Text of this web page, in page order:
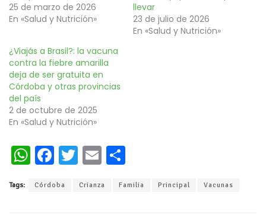
25 de marzo de 2026
En «Salud y Nutrición»
llevar
23 de julio de 2026
En «Salud y Nutrición»
¿Viajás a Brasil?: la vacuna
contra la fiebre amarilla
deja de ser gratuita en
Córdoba y otras provincias
del país
2 de octubre de 2025
En «Salud y Nutrición»
W
at
Fa
b
T
tt
E
ai
m
Tags: Córdoba Crianza Familia Principal Vacunas